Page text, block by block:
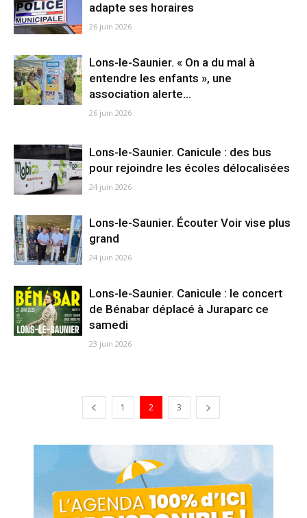
adapte ses horaires
26 juin 2026
Lons-le-Saunier. « On a du mal à
entendre les enfants », une
association alerte...
26 juin 2026
Lons-le-Saunier. Canicule : des bus
pour rejoindre les écoles délocalisées
24 juin 2026
Lons-le-Saunier. Écouter Voir vise plus
grand
24 juin 2026
Lons-le-Saunier. Canicule : le concert
de Bénabar déplacé à Juraparc ce
samedi
23 juin 2026
1 2 3